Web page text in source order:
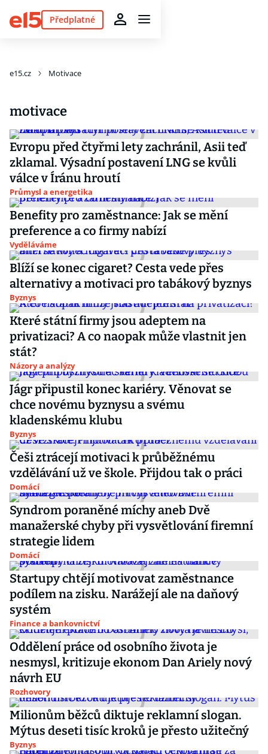
Předplatné
e15.cz Motivace
motivace
Evropu před čtyřmi lety zachránil, Asii teď
zklamal. Výsadní postavení LNG se kvůli
válce v Íránu hroutí
Průmysl a energetika
Benefity pro zaměstnance: Jak se mění
preference a co firmy nabízí
Vyděláváme
Blíží se konec cigaret? Cesta vede přes
alternativy a motivaci pro tabákový byznys
Byznys
Které státní firmy jsou adeptem na
privatizaci? A co naopak může vlastnit jen
stát?
Názory a analýzy
Jágr připustil konec kariéry. Věnovat se
chce novému byznysu a svému
kladenskému klubu
Byznys
Češi ztrácejí motivaci k průběžnému
vzdělávání už ve škole. Přijdou tak o práci
Domácí
Syndrom poraněné míchy aneb Dvě
manažerské chyby při vysvětlování firemní
strategie lidem
Domácí
Startupy chtějí motivovat zaměstnance
podílem na zisku. Narážejí ale na daňový
systém
Finance a bankovnictví
Oddělení práce od osobního života je
nesmysl, kritizuje ekonom Dan Ariely nový
návrh EU
Rozhovory
Milionům běžců diktuje reklamní slogan.
Mýtus deseti tisíc kroků je přesto užitečný
Byznys